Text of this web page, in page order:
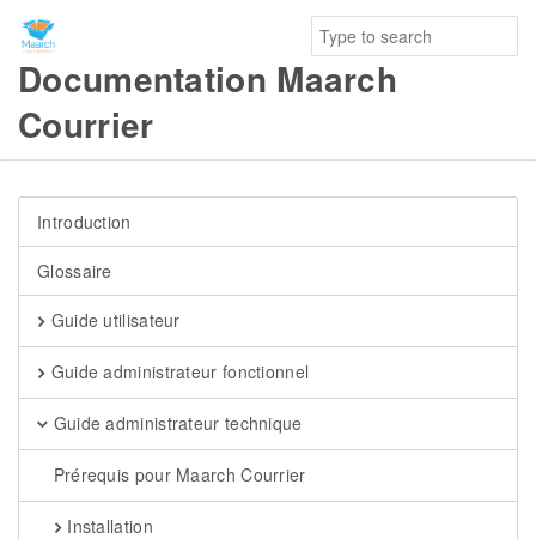
Documentation Maarch
Courrier
Introduction
Glossaire
Guide utilisateur
Guide administrateur fonctionnel
Guide administrateur technique
Prérequis pour Maarch Courrier
Installation